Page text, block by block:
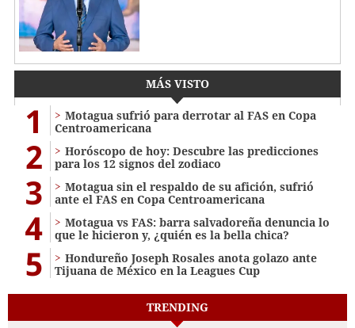
MÁS VISTO
1
Motagua sufrió para derrotar al FAS en Copa
Centroamericana
2
Horóscopo de hoy: Descubre las predicciones
para los 12 signos del zodiaco
3
Motagua sin el respaldo de su afición, sufrió
ante el FAS en Copa Centroamericana
4
Motagua vs FAS: barra salvadoreña denuncia lo
que le hicieron y, ¿quién es la bella chica?
5
Hondureño Joseph Rosales anota golazo ante
Tijuana de México en la Leagues Cup
TRENDING